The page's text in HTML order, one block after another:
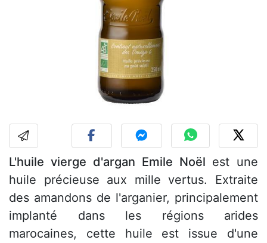
L'huile vierge d'argan Emile Noël est une
huile précieuse aux mille vertus. Extraite
des amandons de l'arganier, principalement
implanté dans les régions arides
marocaines, cette huile est issue d'une